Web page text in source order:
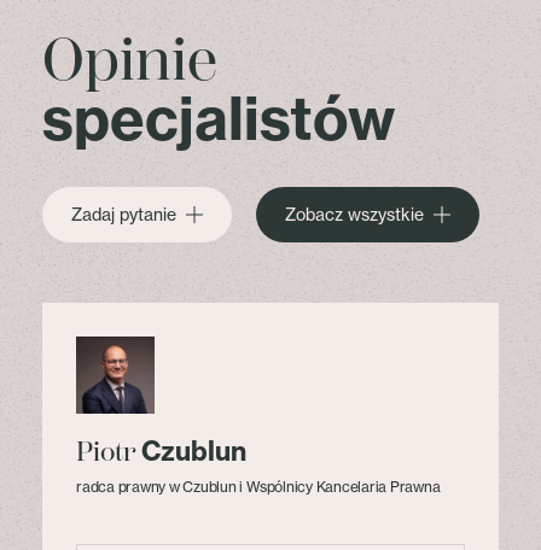
Opinie
specjalistów
Zadaj pytanie Zobacz wszystkie
PiotrCzublun
radca prawny w Czublun i Wspólnicy Kancelaria Prawna